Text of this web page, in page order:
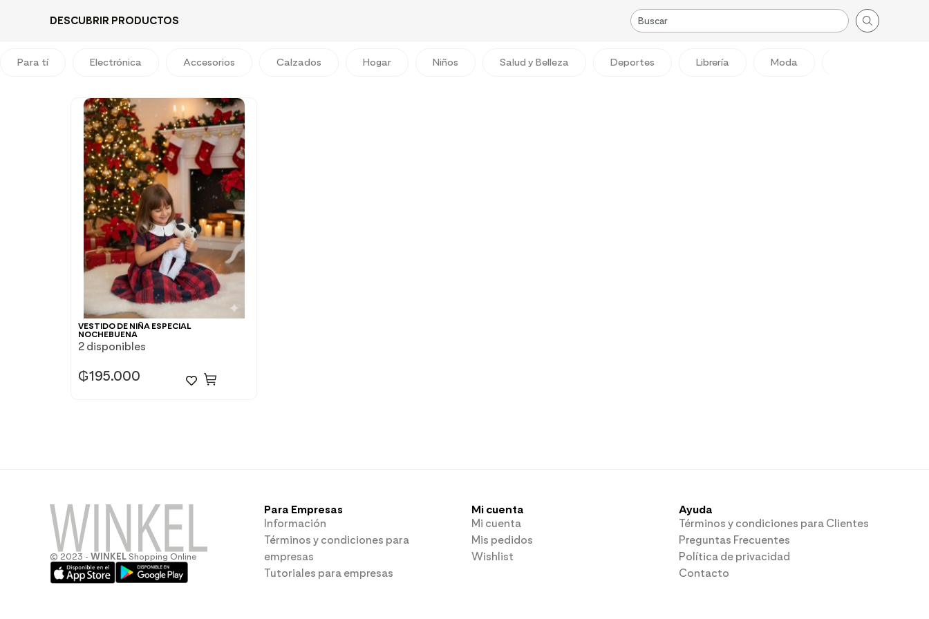
DESCUBRIR PRODUCTOS
Para tí Electrónica Accesorios Calzados Hogar Niños Salud y Belleza Deportes Librería Moda
VESTIDO DE NIÑA ESPECIAL
NOCHEBUENA
2 disponibles
₲195.000
© 2023 - WINKEL Shopping Online
Para Empresas
Información
Términos y condiciones para
empresas
Tutoriales para empresas
Mi cuenta
Mi cuenta
Mis pedidos
Wishlist
Ayuda
Términos y condiciones para Clientes
Preguntas Frecuentes
Política de privacidad
Contacto